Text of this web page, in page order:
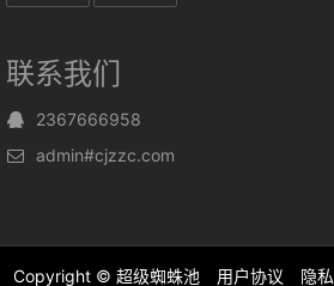
联系我们
2367666958
admin#cjzzc.com
Copyright © 超级蜘蛛池 用户协议 隐